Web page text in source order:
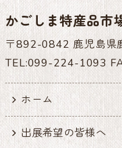
かごしま特産品市
〒892-0842 鹿児島県
TEL:099-224-1093
ホーム
出展希望の皆様へ